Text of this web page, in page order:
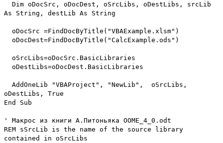
Dim oDocSrc, oDocDest, oSrcLibs, oDestLibs, srcLib
As String, destLib As String
oDocSrc =FindDocByTitle("VBAExample.xlsm")
oDocDest=FindDocByTitle("CalcExample.ods")
oSrcLibs=oDocSrc.BasicLibraries
oDestLibs=oDocDest.BasicLibraries
AddOneLib "VBAProject", "NewLib", oSrcLibs,
oDestLibs, True
End Sub
' Макрос из книги А.Питоньяка OOME_4_0.odt
REM sSrcLib is the name of the source library
contained in oSrcLibs